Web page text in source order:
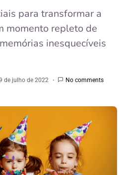
para transformar a
momento repleto de
inesquecíveis
de julho de 2022 No comments